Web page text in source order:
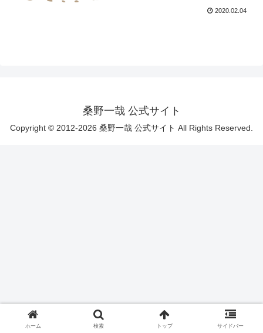
2020.02.04
桑野一哉 公式サイト
Copyright © 2012-2026 桑野一哉 公式サイト All Rights Reserved.
ホーム 検索 トップ サイドバー